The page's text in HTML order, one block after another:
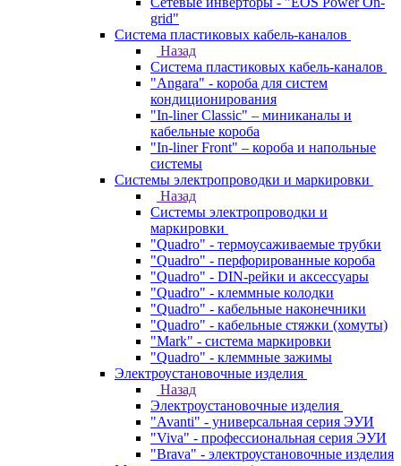
grid"
Система пластиковых кабель-каналов
Назад
Система пластиковых кабель-каналов
"Angara" - короба для систем
кондиционирования
"In-liner Classic" – миниканалы и
кабельные короба
"In-liner Front" – короба и напольные
системы
Системы электропроводки и маркировки
Назад
Системы электропроводки и
маркировки
"Quadro" - термоусаживаемые трубки
"Quadro" - перфорированные короба
"Quadro" - DIN-рейки и аксессуары
"Quadro" - клеммные колодки
"Quadro" - кабельные наконечники
"Quadro" - кабельные стяжки (хомуты)
"Mark" - система маркировки
"Quadro" - клеммные зажимы
Электроустановочные изделия
Назад
Электроустановочные изделия
"Avanti" - универсальная серия ЭУИ
"Viva" - профессиональная серия ЭУИ
"Brava" - электроустановочные изделия